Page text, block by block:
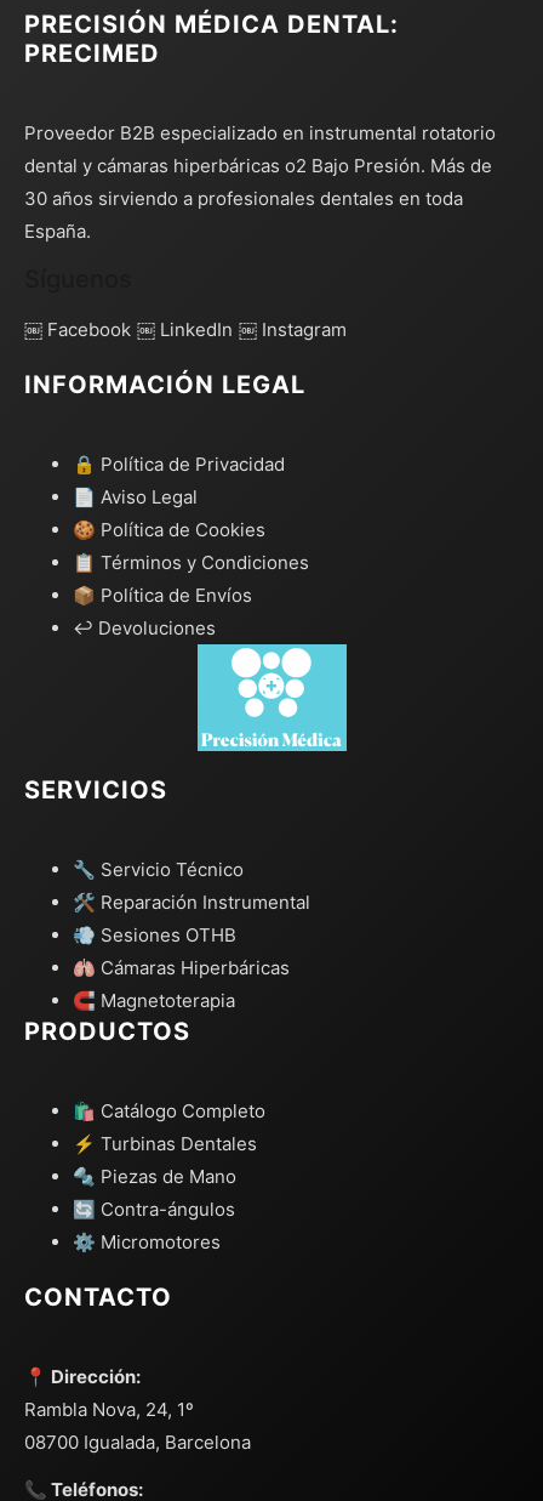
PRECISIÓN MÉDICA DENTAL:
PRECIMED
Proveedor B2B especializado en instrumental rotatorio
dental y cámaras hiperbáricas o2 Bajo Presión. Más de
30 años sirviendo a profesionales dentales en toda
España.
￼ Facebook ￼ LinkedIn ￼ Instagram
INFORMACIÓN LEGAL
🔒 Política de Privacidad
📄 Aviso Legal
🍪 Política de Cookies
📋 Términos y Condiciones
📦 Política de Envíos
↩️ Devoluciones
SERVICIOS
🔧 Servicio Técnico
🛠️ Reparación Instrumental
💨 Sesiones OTHB
🫁 Cámaras Hiperbáricas
🧲 Magnetoterapia
PRODUCTOS
🛍️ Catálogo Completo
⚡ Turbinas Dentales
🔩 Piezas de Mano
🔄 Contra-ángulos
⚙️ Micromotores
CONTACTO
📍 Dirección:
Rambla Nova, 24, 1º
08700 Igualada, Barcelona
📞 Teléfonos: